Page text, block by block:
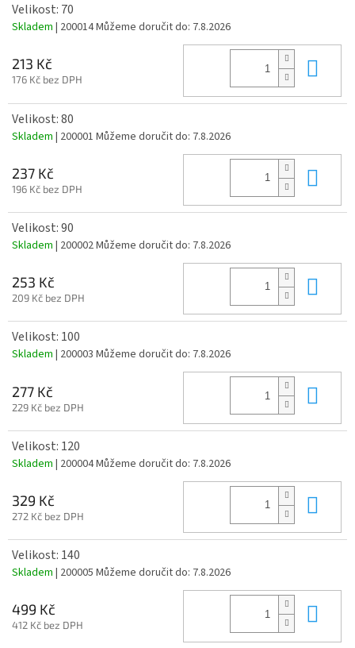
Velikost: 70
Skladem | 200014Můžeme doručit do: 7.8.2026
213 Kč
176 Kč bez DPH
Velikost: 80
Skladem | 200001 Můžeme doručit do: 7.8.2026
237 Kč
196 Kč bez DPH
Velikost: 90
Skladem | 200002Můžeme doručit do: 7.8.2026
253 Kč
209 Kč bez DPH
Velikost: 100
Skladem | 200003 Můžeme doručit do: 7.8.2026
277 Kč
229 Kč bez DPH
Velikost: 120
Skladem | 200004Můžeme doručit do: 7.8.2026
329 Kč
272 Kč bez DPH
Velikost: 140
Skladem | 200005 Můžeme doručit do: 7.8.2026
499 Kč
412 Kč bez DPH